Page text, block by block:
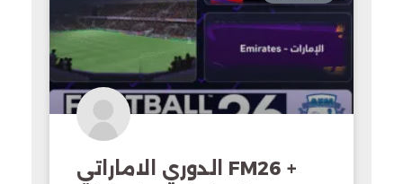
الدوري الاماراتي FM26 +